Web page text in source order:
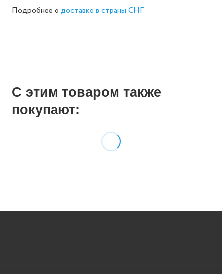
Подробнее о доставке в страны СНГ
С этим товаром также
покупают: